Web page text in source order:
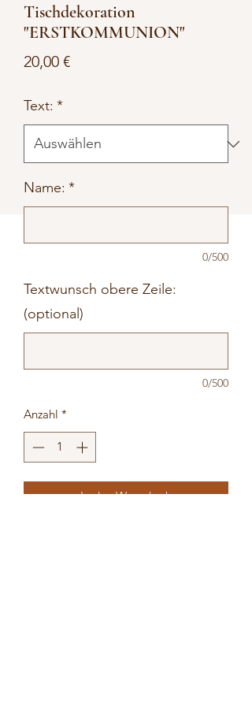
Tischdekoration
"ERSTKOMMUNION"
20,00 €Preis
Text: *
Name: *
0/500
Textwunsch obere Zeile:
(optional)
0/500
Anzahl *
In den Warenkorb